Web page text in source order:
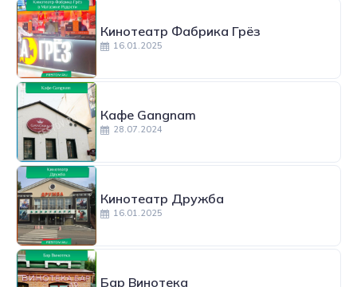
Кинотеатр Фабрика Грёз
16.01.2025
Кафе Gangnam
28.07.2024
Кинотеатр Дружба
16.01.2025
Бар Винотека